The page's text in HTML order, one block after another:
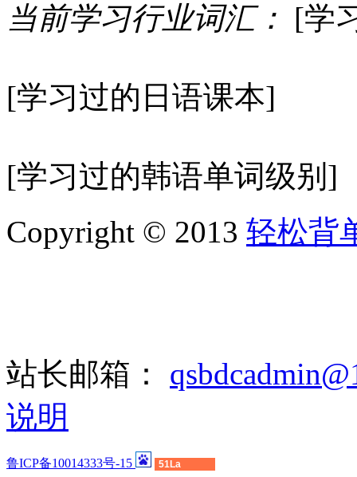
当前学习行业词汇： [学
[学习过的日语课本]
[学习过的韩语单词级别]
Copyright © 2013 轻松背
站长邮箱：
说明
鲁ICP备10014333号-15 51La